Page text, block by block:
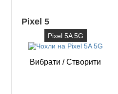
Pixel 5
Pixel 5A 5G
Вибрати /Створити